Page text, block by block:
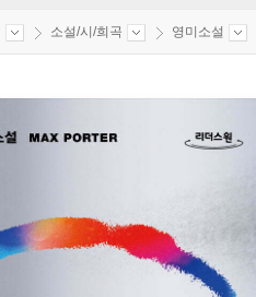
소설/시/희곡 영미소설